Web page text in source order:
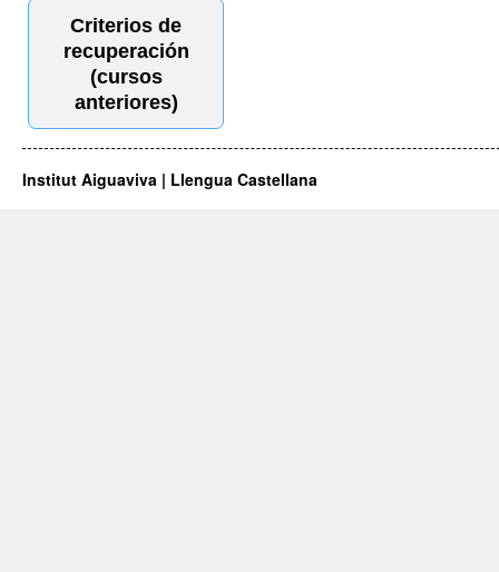
Criterios de
recuperación
(cursos
anteriores)
Institut Aiguaviva | Llengua Castellana